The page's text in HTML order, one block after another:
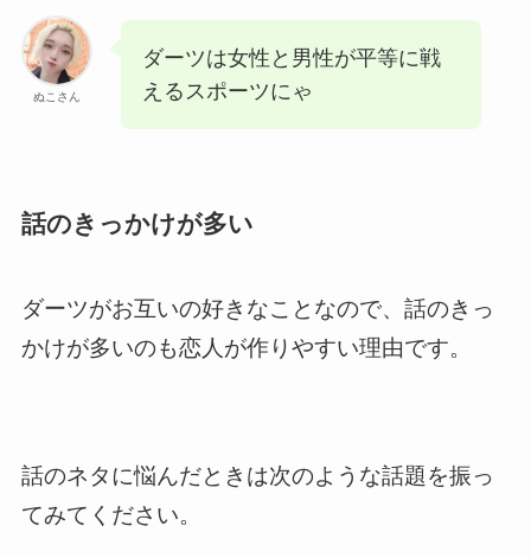
ぬこさん
ダーツは女性と男性が平等に戦
えるスポーツにゃ
話のきっかけが多い
ダーツがお互いの好きなことなので、話のきっ
かけが多いのも恋人が作りやすい理由です。
話のネタに悩んだときは次のような話題を振っ
てみてください。